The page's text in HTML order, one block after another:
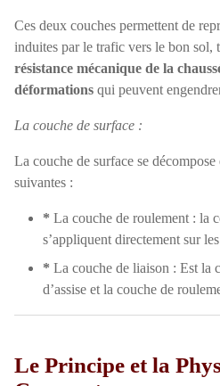
Ces deux couches permettent de
induites par le trafic vers le bon sol,
résistance mécanique de la
déformations qui peuvent
La couche de surface :
La couche de surface se
suivantes :
* La couche de roulement : la
s’appliquent directement sur
* La couche de liaison : Est la
d’assise et la couche de
Le Principe et la